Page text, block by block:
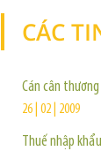
CÁC
Cán cân
26 | 02 | 2009
Thuế nhập